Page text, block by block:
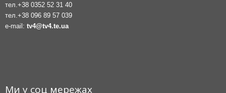
тел. +38 0352 52 31 40
тел. +38 096 89 57 039
e-mail: tv4@tv4.te.ua
Ми у соц мережах